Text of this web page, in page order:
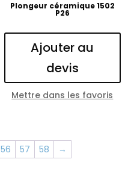
Plongeur céramique 1502
P26
Ajouter au
devis
Mettre dans les favoris
56 57 58 →